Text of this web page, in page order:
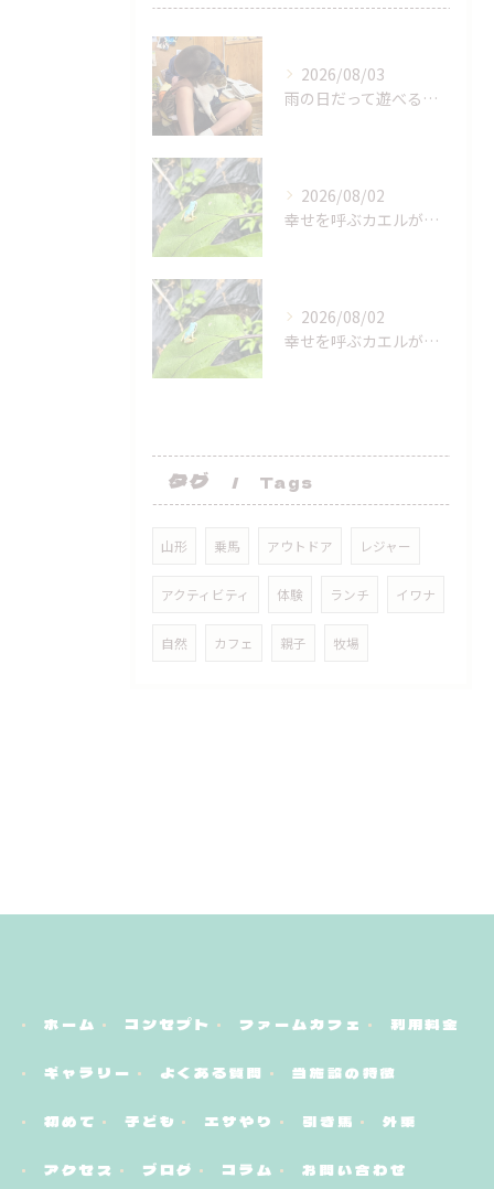
2026/08/03
雨の日だって遊べるよー！
2026/08/02
幸せを呼ぶカエルが来てくれた！
2026/08/02
幸せを呼ぶカエルが来てくれた！
タグ Tags
山形 乗馬 アウトドア レジャー
アクティビティ 体験 ランチ イワナ
自然 カフェ 親子 牧場
ホーム コンセプト ファームカフェ 利用料金
ギャラリー よくある質問 当施設の特徴
初めて 子ども エサやり 引き馬 外乗
アクセス ブログ コラム お問い合わせ